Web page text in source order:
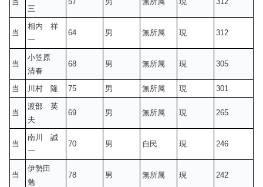
三
当
相内 祥
一
64 男 無所属 現 312
当
小笠原
清春
68 男 無所属 現 305
当 川村 隆 75 男 無所属 現 301
当
渡部 英
夫
69 男 無所属 現 265
当
南川 誠
一
70 男 自民 現 246
当
伊勢田
勉
78 男 無所属 現 242